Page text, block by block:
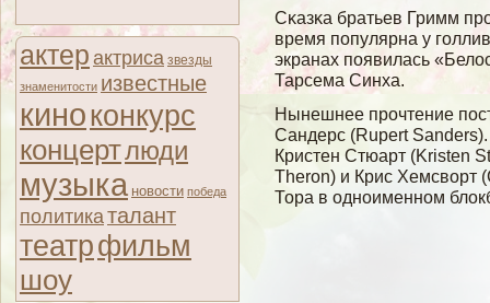
актер актриса звезды
знаменитости известные
киноконкурс
концертлюди
музыка новости победа
политикаталант
театрфильм
шоу
Сκазκа братьев Гримм
время популярна у
экранах появилась
Тарсема Синха.
Нынешнее прочтение
Сандерс (Rupert
Кристен Стюарт (Kristen
Theron) и Крис Хемсворт
Тора в одноименном